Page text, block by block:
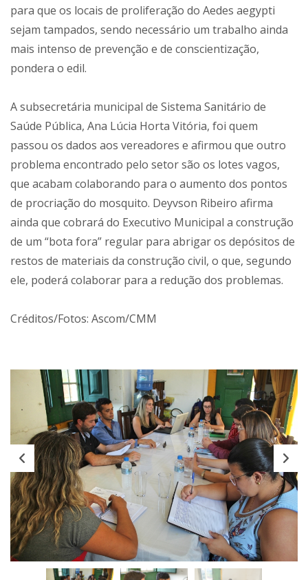
para que os locais de proliferação do Aedes aegypti
sejam tampados, sendo necessário um trabalho ainda
mais intenso de prevenção e de conscientização,
pondera o edil.
A subsecretária municipal de Sistema Sanitário de
Saúde Pública, Ana Lúcia Horta Vitória, foi quem
passou os dados aos vereadores e afirmou que outro
problema encontrado pelo setor são os lotes vagos,
que acabam colaborando para o aumento dos pontos
de procriação do mosquito. Deyvson Ribeiro afirma
ainda que cobrará do Executivo Municipal a construção
de um “bota fora” regular para abrigar os depósitos de
restos de materiais da construção civil, o que, segundo
ele, poderá colaborar para a redução dos problemas.
Créditos/Fotos: Ascom/CMM